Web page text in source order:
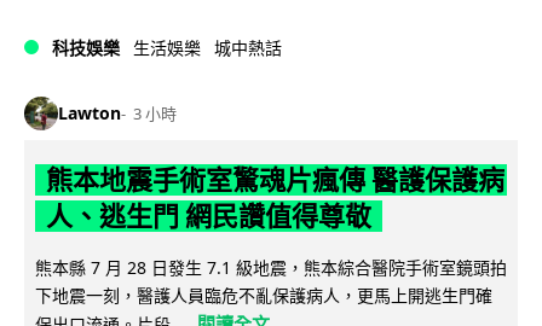
科技娛樂 生活娛樂 城中熱話
Lawton 3 小時
熊本地震手術室驚魂片瘋傳 醫護保護病
人、逃生門 網民讚值得尊敬
熊本縣 7 月 28 日發生 7.1 級地震，熊本綜合醫院手術室鏡頭拍
下地震一刻，醫護人員臨危不亂保護病人，更馬上開逃生門確